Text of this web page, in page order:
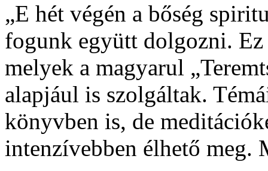
„E hét végén a bőség
fogunk együtt dolgozni.
melyek a magyarul
alapjául is szolgáltak.
könyvben is, de
intenzívebben élhető meg.